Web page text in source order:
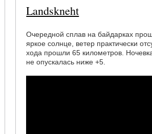
Landskneht
Очередной сплав на байдарках
яркое солнце, ветер практически
хода прошли 65 километров.
не опускалась ниже +5.